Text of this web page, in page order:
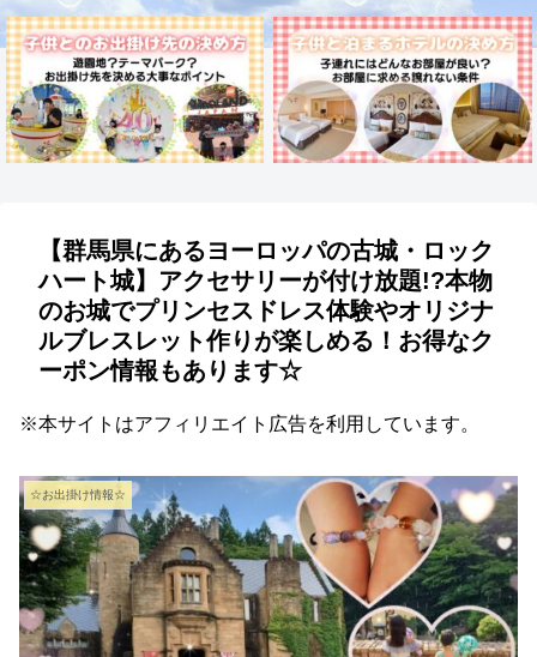
【群馬県にあるヨーロッパの古城・ロック
ハート城】アクセサリーが付け放題!?本物
のお城でプリンセスドレス体験やオリジナ
ルブレスレット作りが楽しめる！お得なク
ーポン情報もあります☆
※本サイトはアフィリエイト広告を利用しています。
☆お出掛け情報☆